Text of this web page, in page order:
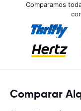
Comparamos
Comparar